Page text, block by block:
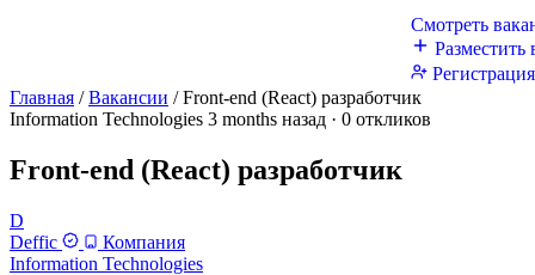
Смотреть
Разместить
Главная / Вакансии / Front-end (React) разработчик
Information Technologies 3 months назад · 0 откликов
Front-end (React) разработчик
D
Deffic
Компания
Information Technologies